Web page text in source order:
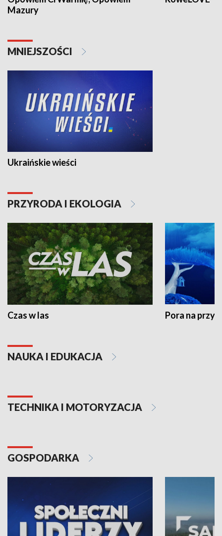
Mazury
MNIEJSZOŚCI
Ukraińskie wieści
PRZYRODA I EKOLOGIA
Czas w las Pora na
NAUKA I EDUKACJA
TECHNIKA I MOTORYZACJA
GOSPODARKA